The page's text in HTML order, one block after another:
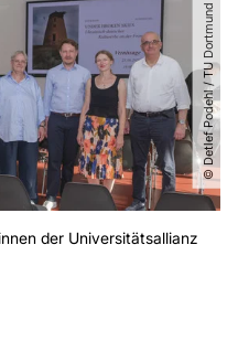
© Detlef Podehl ​/​ TU Dortmund
der Universitätsallianz